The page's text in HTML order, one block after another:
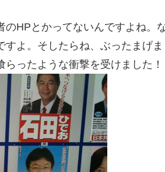
HPとかってないんですよね。
よ。そしたらね、ぶったまげ
ったような衝撃を受けました！